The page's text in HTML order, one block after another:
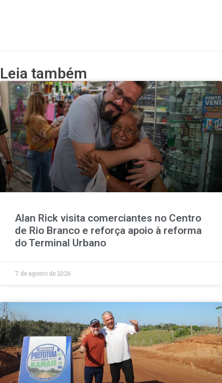
Leia também
Alan Rick visita comerciantes no Centro
de Rio Branco e reforça apoio à reforma
do Terminal Urbano
7 de agosto de 2026